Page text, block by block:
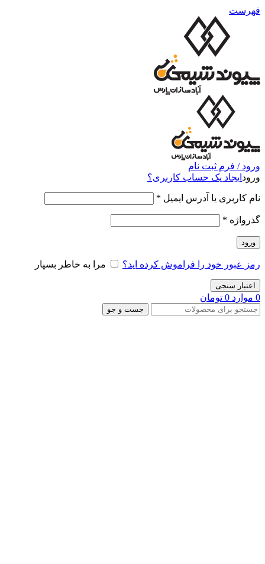
فهرست
ورود / فرم ثبت نام
ورود ایجاد یک حساب کاربری؟
نام کاربری یا آدرس ایمیل *
گذرواژه *
ورود
رمز عبور خود را فراموش کرده اید؟ مرا به خاطر بسپار
اعتبار سنجی
0 موارد 0 تومان
جست و جو